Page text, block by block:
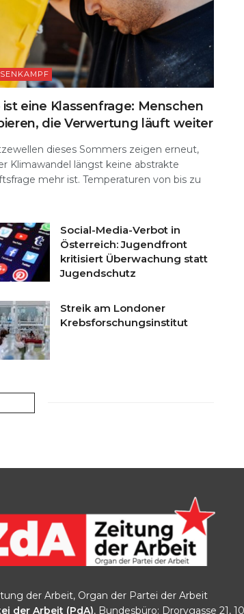
ist eine Klassenfrage: Menschen
die Verwertung läuft weiter
dieses Sommers zeigen erneut,
Klimawandel längst keine abstrakte
mehr ist. Temperaturen von bis zu
Social-Media-Verbot in
Österreich: Jugendfront
kritisiert Überwachung statt
Jugendschutz
Streik am Londoner
Krebsforschungsinstitut
der Arbeit, Organ der Partei der Arbeit
der Arbeit (PdA), Bundesbüro: Drorygasse 21,